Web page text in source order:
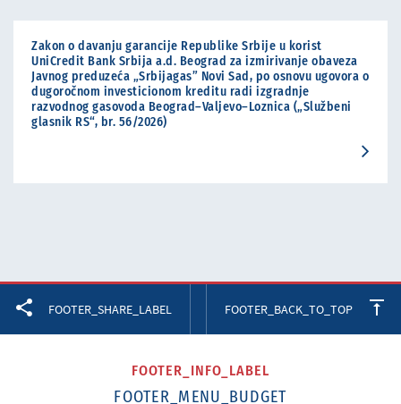
Zakon o davanju garancije Republike Srbije u korist
UniCredit Bank Srbija a.d. Beograd za izmirivanje obaveza
Javnog preduzeća „Srbijagas” Novi Sad, po osnovu ugovora o
dugoročnom investicionom kreditu radi izgradnje
razvodnog gasovoda Beograd–Valjevo–Loznica („Službeni
glasnik RS“, br. 56/2026)
FOOTER_SHARE_LABEL FOOTER_BACK_TO_TOP
FOOTER_INFO_LABEL
FOOTER_MENU_BUDGET